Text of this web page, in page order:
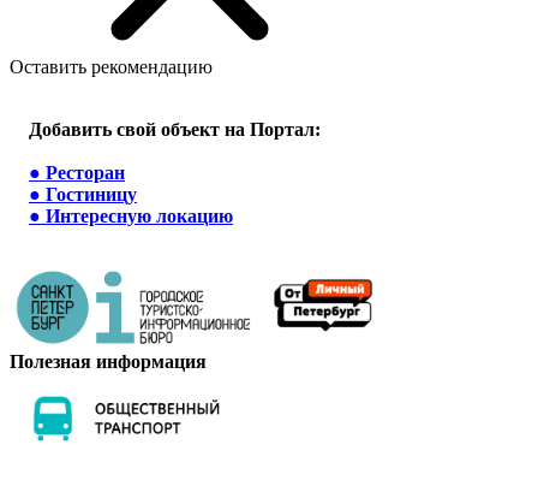
Оставить рекомендацию
Добавить свой объект на Портал:
● Ресторан
● Гостиницу
● Интересную локацию
Полезная информация